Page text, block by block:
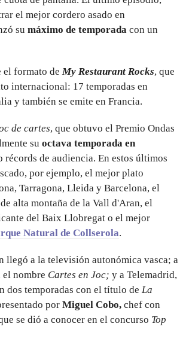
el mejor cordero asado en
su máximo de temporada con un
el formato deMy Restaurant Rocks, que
internacional: 17 temporadas en
y también se emite en Francia.
de cartes, que obtuvo el Premio Ondas
su octava temporada en
récords de audiencia. En estos últimos
por ejemplo, el mejor plato
Tarragona, Lleida y Barcelona, el
alta montaña de la Vall d'Aran, el
del Baix Llobregat o el mejor
Natural de Collserola.
llegó a la televisión autonómica vasca; a
nombre Cartes en Joc; y a Telemadrid,
dos temporadas con el título de La
por Miguel Cobo, chef con
se dió a conocer en el concurso Top